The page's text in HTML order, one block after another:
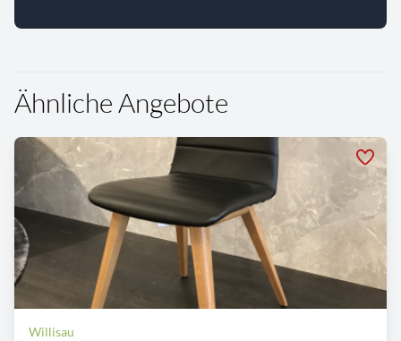
Ähnliche Angebote
Willisau